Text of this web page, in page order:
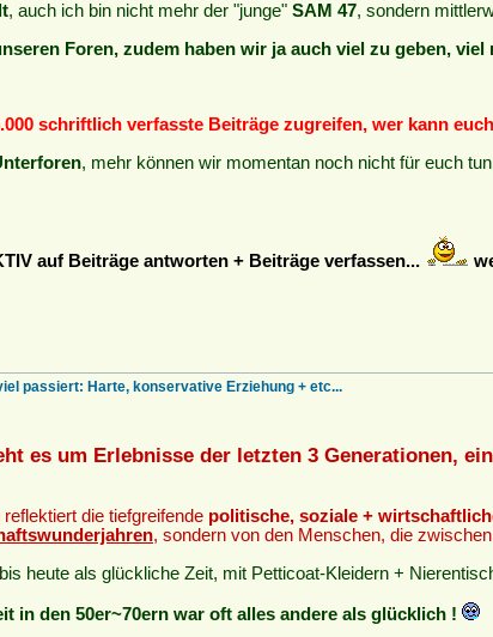
, auch ich bin nicht mehr der "junge" SAM 47, sondern
Foren, zudem haben wir ja auch viel zu geben,
schriftlich verfasste Beiträge zugreifen, wer kann
, mehr können wir momentan noch nicht für euch
auf Beiträge antworten + Beiträge verfassen...
passiert: Harte, konservative Erziehung + etc...
es um Erlebnisse der letzten 3 Generationen,
die tiefgreifende politische, soziale +
, sondern von den Menschen, die
heute als glückliche Zeit, mit Petticoat-Kleidern +
in den 50er~70ern war oft alles andere als glücklich !